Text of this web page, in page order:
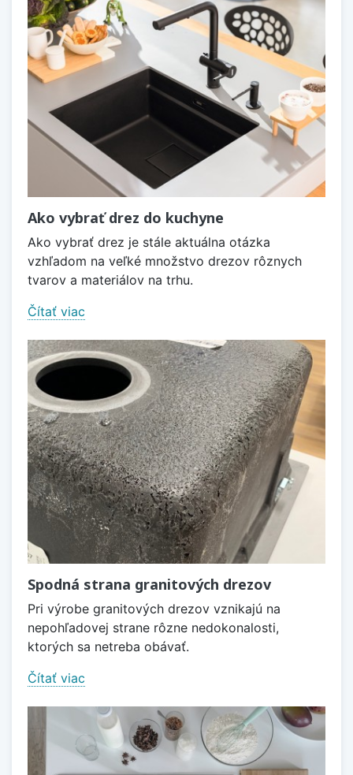
Ako vybrať drez do kuchyne
Ako vybrať drez je stále aktuálna otázka
vzhľadom na veľké množstvo drezov rôznych
tvarov a materiálov na trhu.
Čítať viac
Spodná strana granitových drezov
Pri výrobe granitových drezov vznikajú na
nepohľadovej strane rôzne nedokonalosti,
ktorých sa netreba obávať.
Čítať viac